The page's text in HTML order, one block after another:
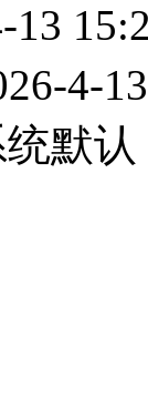
13
4-
默认